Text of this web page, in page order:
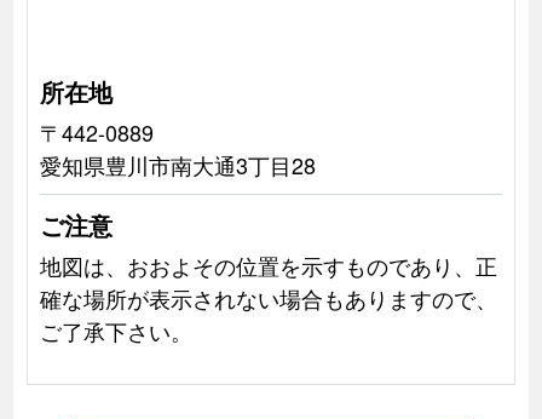
所在地
〒442-0889
愛知県豊川市南大通3丁目28
ご注意
地図は、おおよその位置を示すものであり、正
確な場所が表示されない場合もありますので、
ご了承下さい。